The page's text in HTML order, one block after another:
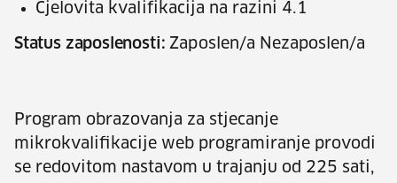
Cjelovita kvalifikacija na razini 4.1
Status zaposlenosti: Zaposlen/a Nezaposlen/a
Program obrazovanja za stjecanje
mikrokvalifikacije web programiranje provodi
se redovitom nastavom u trajanju od 225 sati,